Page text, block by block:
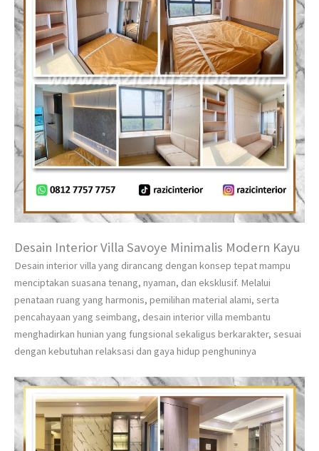
Desain Interior Villa Savoye Minimalis Modern Kayu
Desain interior villa yang dirancang dengan konsep tepat mampu
menciptakan suasana tenang, nyaman, dan eksklusif. Melalui
penataan ruang yang harmonis, pemilihan material alami, serta
pencahayaan yang seimbang, desain interior villa membantu
menghadirkan hunian yang fungsional sekaligus berkarakter, sesuai
dengan kebutuhan relaksasi dan gaya hidup penghuninya